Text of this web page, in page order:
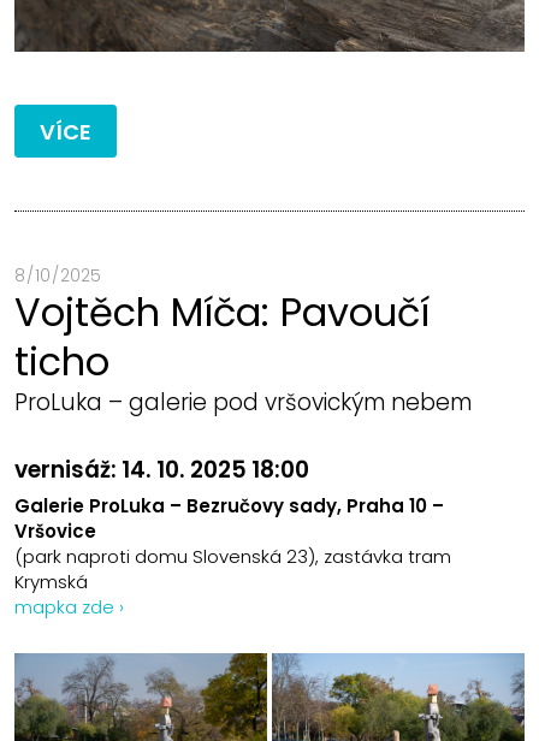
VÍCE
8 / 10 / 2025
Vojtěch Míča: Pavoučí
ticho
ProLuka – galerie pod vršovickým nebem
vernisáž: 14. 10. 2025 18:00
Galerie ProLuka – Bezručovy sady, Praha 10 –
Vršovice
(park naproti domu Slovenská 23), zastávka tram
Krymská
mapka zde ›